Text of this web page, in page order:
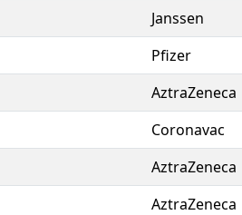
Janssen
Pfizer
AztraZeneca
Coronavac
AztraZeneca
AztraZeneca